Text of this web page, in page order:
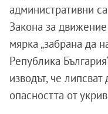
административни
Закона за
мярка „забрана да
Република
изводът, че
опасността от